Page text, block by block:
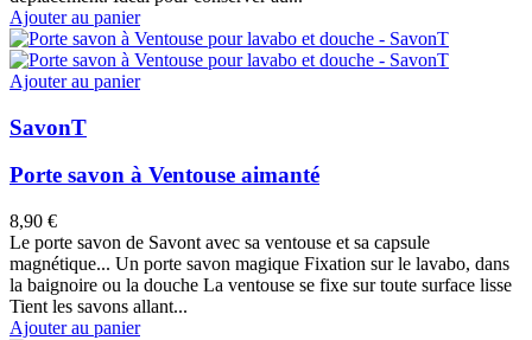
Ajouter au panier
Ajouter au panier
SavonT
Porte savon à Ventouse aimanté
8,90 €
Le porte savon de Savont avec sa ventouse et sa capsule
magnétique... Un porte savon magique Fixation sur le lavabo, dans
la baignoire ou la douche La ventouse se fixe sur toute surface lisse
Tient les savons allant...
Ajouter au panier